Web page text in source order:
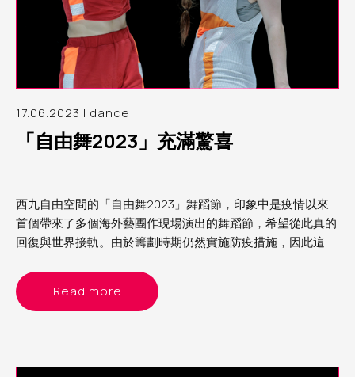
17.06.2023 | dance
「自由舞2023」充滿驚喜
西九自由空間的「自由舞2023」舞蹈節，印象中是疫情以來
首個帶來了多個海外藝團作現場演出的舞蹈節，希望從此真的
回復與世界接軌。由於籌劃時期仍然實施防疫措施，因此這次
自德國的《女俠傳奇》、比利時的《沒有最壞》及以色列的
《異想客廳》，各有特色，頗有驚喜
Read more